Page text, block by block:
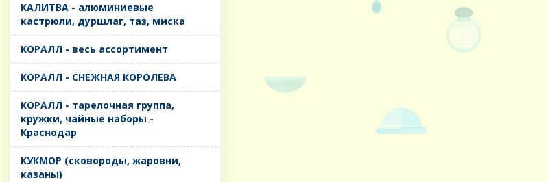
КАЛИТВА - алюминиевые
кастрюли, дуршлаг, таз, миска
КОРАЛЛ - весь ассортимент
КОРАЛЛ - СНЕЖНАЯ КОРОЛЕВА
КОРАЛЛ - тарелочная группа,
кружки, чайные наборы -
Краснодар
КУКМОР (сковороды, жаровни,
казаны)